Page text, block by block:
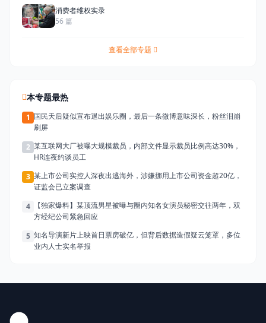
消费者维权实录
56 篇
查看全部专题
本专题最热
1 国民天后疑似宣布退出娱乐圈，最后一条微博意味深长，粉丝泪崩
刷屏
2 某互联网大厂被曝大规模裁员，内部文件显示裁员比例高达30%，
HR连夜约谈员工
3 某上市公司实控人深夜出逃海外，涉嫌挪用上市公司资金超20亿，
证监会已立案调查
4
【独家爆料】某顶流男星被曝与圈内知名女演员秘密交往两年，双
方经纪公司紧急回应
5 知名导演新片上映首日票房破亿，但背后数据造假疑云笼罩，多位
业内人士实名举报